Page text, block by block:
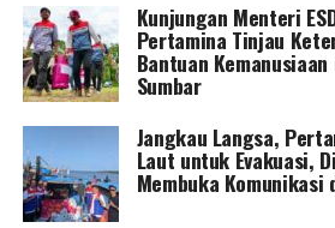
Kunjungan Menteri
Pertamina Tinjau
Bantuan
Sumbar
Jangkau Langsa,
Laut untuk Evakuasi,
Membuka